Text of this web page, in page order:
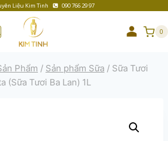
Liệu Kim Tinh 090 766 29 97
0
Phẩm / Sản phẩm Sữa / Sữa Tươi
(Sữa Tươi Ba Lan) 1L